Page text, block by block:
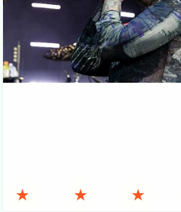
★ ★ ★